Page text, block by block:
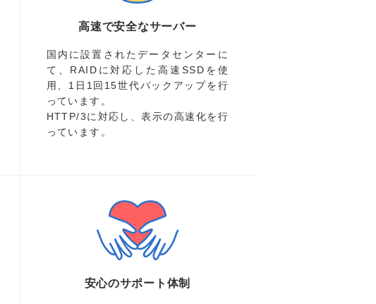
高速で安全なサーバー
国内に設置されたデータセンターに
て、RAIDに対応した高速SSDを使
用、1日1回15世代バックアップを行
っています。
HTTP/3に対応し、表示の高速化を行
っています。
安心のサポート体制